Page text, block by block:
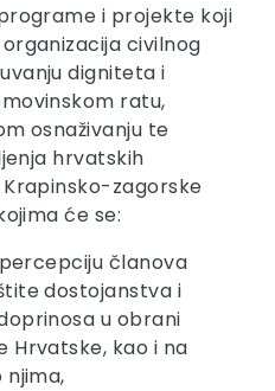
i projekte koji
civilnog
digniteta i
ratu,
osnaživanju te
hrvatskih
zagorske
će se:
članova
dostojanstva i
u obrani
Hrvatske, kao i na